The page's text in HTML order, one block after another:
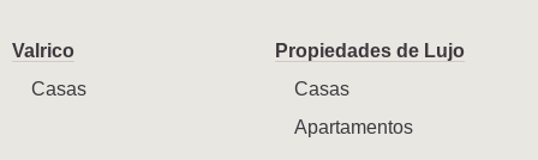
Valrico
Casas
Propiedades de Lujo
Casas
Apartamentos